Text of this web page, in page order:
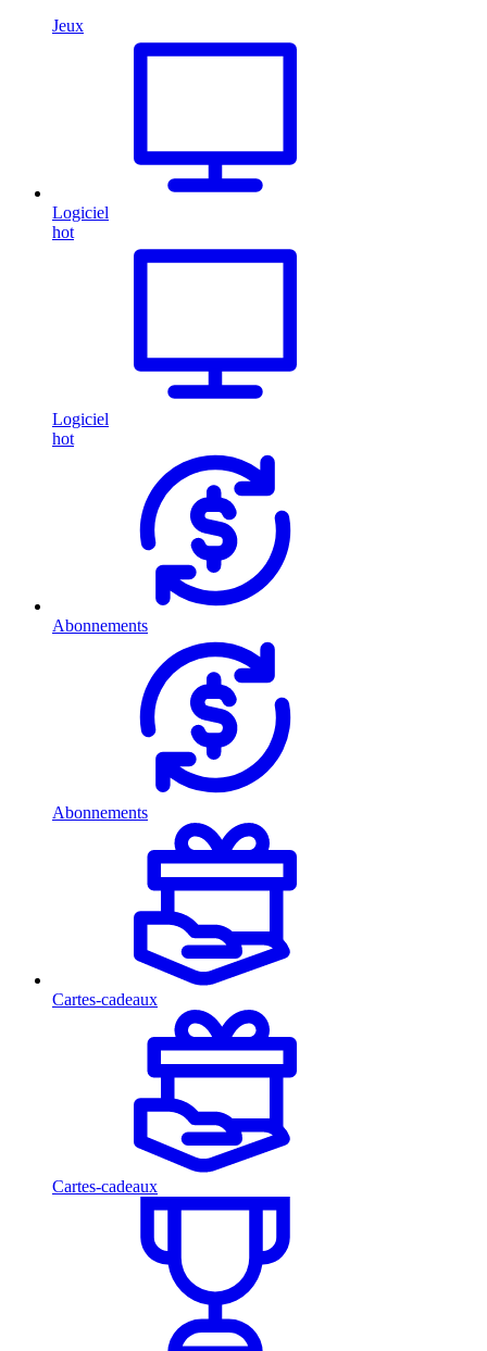
Jeux
Logiciel
hot
Logiciel
hot
Abonnements
Abonnements
Cartes-cadeaux
Cartes-cadeaux